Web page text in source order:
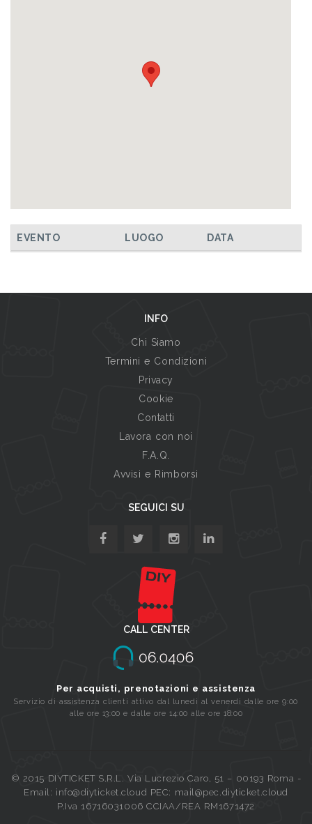
EVENTO LUOGO DATA
INFO
Chi Siamo
Termini e Condizioni
Privacy
Cookie
Contatti
Lavora con noi
F.A.Q.
Avvisi e Rimborsi
SEGUICI SU
CALL CENTER
Per acquisti, prenotazioni e assistenza
Servizio di assistenza clienti attivo dal lunedi al venerdi dalle ore 9:00
alle ore 13:00 e dalle ore 14:00 alle ore 18:00
© 2015 DIYTICKET S.R.L. Via Lucrezio Caro, 51 – 00193 Roma -
Email: info@diyticket.cloud PEC: mail@pec.diyticket.cloud
P.Iva 16716031006 CCIAA/REA RM1671472